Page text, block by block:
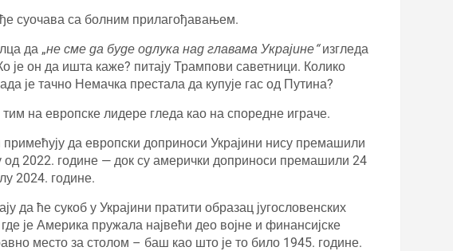
суочава са болним прилагођавањем.
да „не сме да буде одлука над главама Украјине“изгледа
је он да ишта каже? питају Трампови саветници. Колико
је тачно Немачка престала да купује гас од Путина?
на европске лидере гледа као на споредне играче.
да европски доприноси Украјини нису премашили
од 2022. године — док су амерички доприноси премашили 24
2024. године.
да ће сукоб у Украјини пратити образац југословенских
је Америка пружала највећи део војне и финансијске
место за столом – баш као што је то било 1945. године.